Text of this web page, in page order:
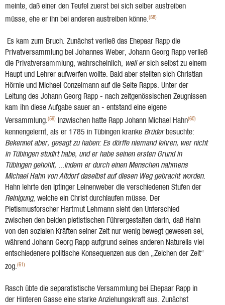
meinte, daß einer den Teufel zuerst bei sich selber austreiben
müsse, ehe er ihn bei anderen austreiben könne.(58)
Es kam zum Bruch. Zunächst verließ das Ehepaar Rapp die
Privatversammlung bei Johannes Weber, Johann Georg Rapp verließ
die Privatversammlung, wahrscheinlich, weil ersich selbst zu einem
Haupt und Lehrer aufwerfen wollte. Bald aber stellten sich Christian
Hörnle und Michael Conzelmann auf die Seite Rapps. Unter der
Leitung des Johann Georg Rapp - nach zeitgenössischen Zeugnissen
kam ihn diese Aufgabe sauer an - entstand eine eigene
Versammlung.(59) Inzwischen hatte Rapp Johann Michael Hahn(60)
kennengelernt, als er 1785 in Tübingen kranke Brüderbesuchte:
Bekennet aber, gesagt zu haben: Es dörffe niemand lehren, wer nicht
in Tübingen studirt habe, und er habe seinen er­sten Grund in
Tübingen gehohlt, ...indem er durch einen Menschen nahmens
Michael Hahn von Altdorf daselbst auf diesen Weg gebracht worden.
Hahn lehrte den Iptinger Leinen­weber die verschiedenen Stufen der
Reinigung, welche ein Christ durchlaufen müsse. Der
Pietismusforscher Hartmut Lehmann sieht den Unterschied
zwischen den beiden pietistischen Führergestalten darin, daß Hahn
von den sozialen Kräften seiner Zeit nur wenig bewegt gewesen sei,
während Johann Georg Rapp aufgrund seines anderen Naturells viel
entschiedenere politische Konsequenzen aus den „Zeichen der Zeit“
zog.(61)
Rasch übte die separatistische Versammlung bei Ehepaar Rapp in
der Hinteren Gasse eine starke Anziehungskraft aus. Zunächst